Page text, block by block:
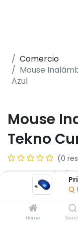
Q
Home
Comercio
Mouse
Azul
Mouse
Tekno
(0
- Conector
- Conexión
- Configuración
- Resolución de
- Tecnología de